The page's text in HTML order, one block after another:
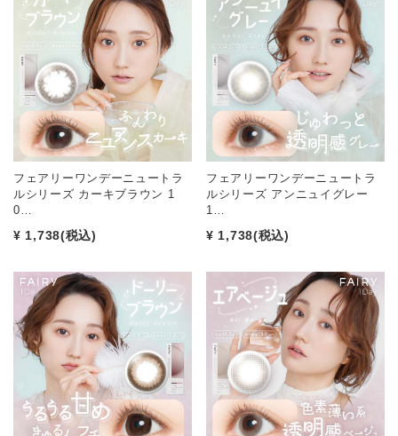
フェアリーワンデーニュートラ
ルシリーズ カーキブラウン 1
0…
¥ 1,738(税込)
フェアリーワンデーニュートラ
ルシリーズ アンニュイグレー
1…
¥ 1,738(税込)